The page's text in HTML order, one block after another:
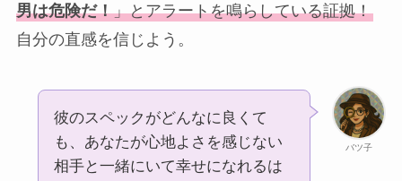
男は危険だ！」とアラートを鳴らしている証拠！
自分の直感を信じよう。
バツ子
彼のスペックがどんなに良くて
も、あなたが心地よさを感じない
相手と一緒にいて幸せになれるは